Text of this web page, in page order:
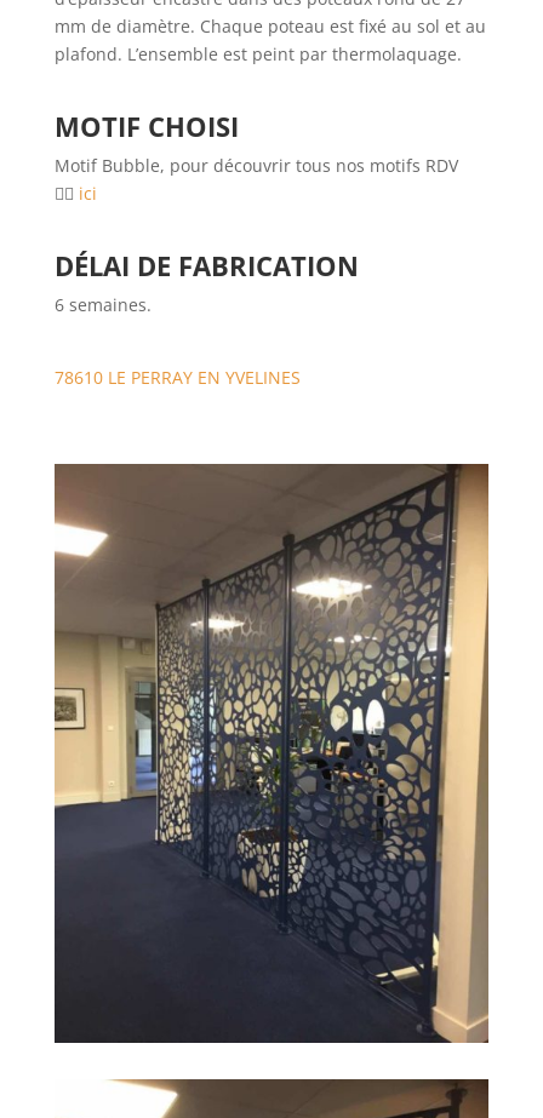
mm de diamètre. Chaque poteau est fixé au sol et au
plafond. L’ensemble est peint par thermolaquage.
MOTIF CHOISI
Motif Bubble, pour découvrir tous nos motifs RDV
👉🏼 ici
DÉLAI DE FABRICATION
6 semaines.
78610 LE PERRAY EN YVELINES